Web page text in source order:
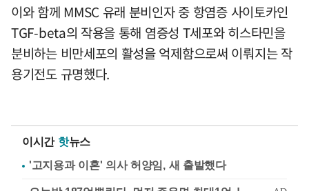
이와 함께 MMSC 유래 분비인자 중 항염증 사이토카인
TGF-beta의 작용을 통해 염증성 T세포와 히스타민을
분비하는 비만세포의 활성을 억제함으로써 이뤄지는 작
용기전도 규명했다.
이시간 핫뉴스
'고지용과 이혼' 의사 허양임, 새 출발했다